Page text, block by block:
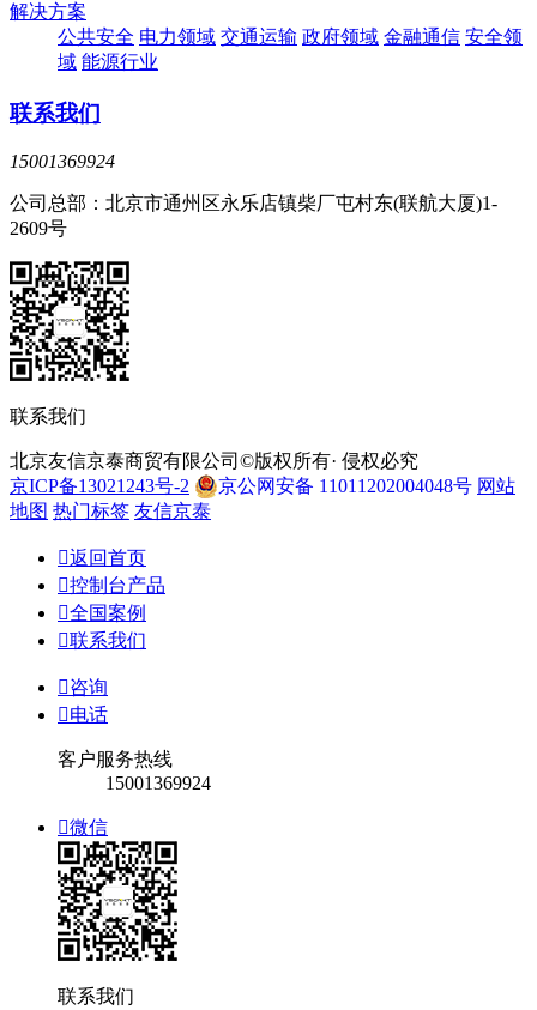
解决方案
公共安全 电力领域 交通运输 政府领域 金融通信 安全领
域 能源行业
联系我们
15001369924
公司总部：北京市通州区永乐店镇柴厂屯村东(联航大厦)1-
2609号
联系我们
北京友信京泰商贸有限公司©版权所有· 侵权必究
京ICP备13021243号-2
京公网安备 11011202004048号 网站
地图 热门标签 友信京泰
返回首页
控制台产品
全国案例
联系我们
咨询
电话
客户服务热线
15001369924
微信
联系我们